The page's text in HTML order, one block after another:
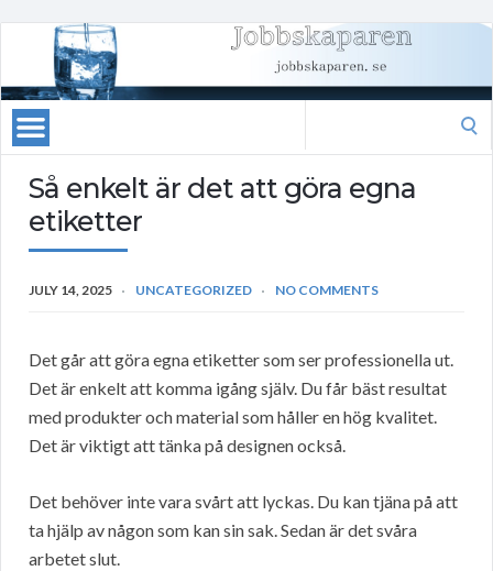
Så enkelt är det att göra egna
etiketter
JULY 14, 2025 UNCATEGORIZED NO COMMENTS
Det går att göra egna etiketter som ser professionella ut.
Det är enkelt att komma igång själv. Du får bäst resultat
med produkter och material som håller en hög kvalitet.
Det är viktigt att tänka på designen också.
Det behöver inte vara svårt att lyckas. Du kan tjäna på att
ta hjälp av någon som kan sin sak. Sedan är det svåra
arbetet slut.